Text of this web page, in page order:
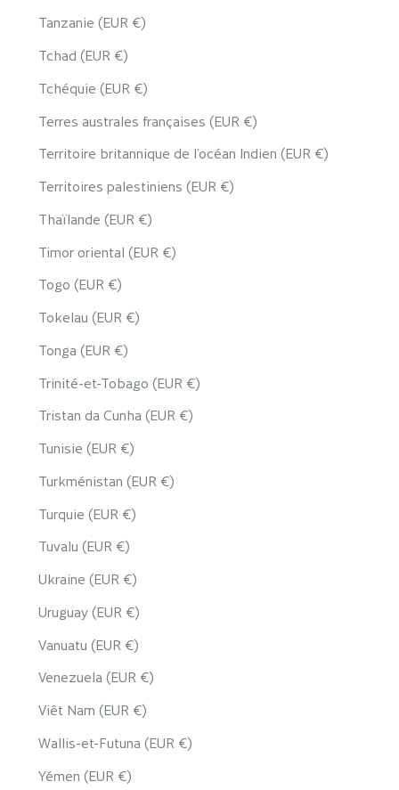
Tanzanie (EUR €)
Tchad (EUR €)
Tchéquie (EUR €)
Terres australes françaises (EUR €)
Territoire britannique de l’océan Indien (EUR €)
Territoires palestiniens (EUR €)
Thaïlande (EUR €)
Timor oriental (EUR €)
Togo (EUR €)
Tokelau (EUR €)
Tonga (EUR €)
Trinité-et-Tobago (EUR €)
Tristan da Cunha (EUR €)
Tunisie (EUR €)
Turkménistan (EUR €)
Turquie (EUR €)
Tuvalu (EUR €)
Ukraine (EUR €)
Uruguay (EUR €)
Vanuatu (EUR €)
Venezuela (EUR €)
Viêt Nam (EUR €)
Wallis-et-Futuna (EUR €)
Yémen (EUR €)